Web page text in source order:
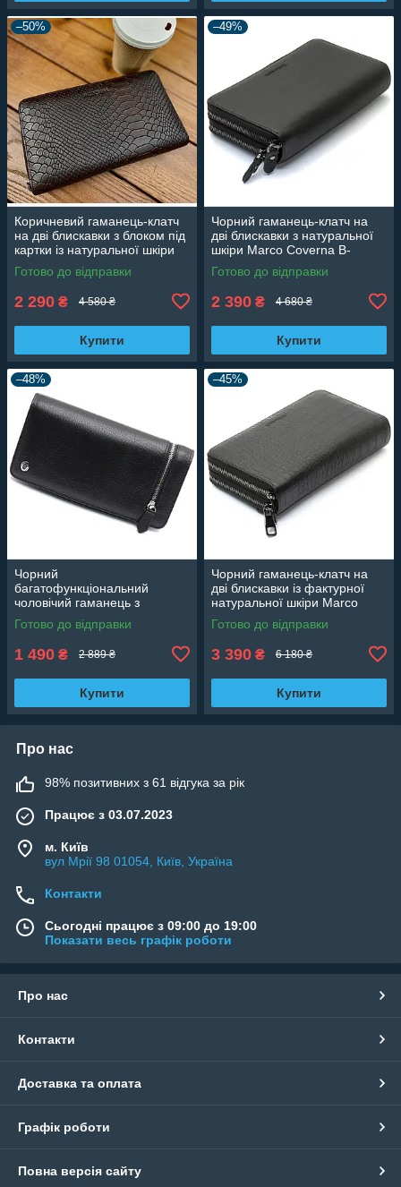
–50%
Коричневий гаманець-клатч
на дві блискавки з блоком під
картки із натуральної шкіри
Marco Coverna MC086-5901С
Готово до відправки
2 290 ₴ 4 580 ₴
Купити
–49%
Чорний гаманець-клатч на
дві блискавки з натуральної
шкіри Marco Coverna B-
5902B-1Q
Готово до відправки
2 390 ₴ 4 680 ₴
Купити
–48%
Чорний
багатофункціональний
чоловічий гаманець з
натуральної шкіри МС291
Готово до відправки
1 490 ₴ 2 889 ₴
Купити
–45%
Чорний гаманець-клатч на
дві блискавки із фактурної
натуральної шкіри Marco
Coverna MCJP-5902B
Готово до відправки
3 390 ₴ 6 180 ₴
Купити
Про нас
98% позитивних з 61 відгука за рік
Працює з 03.07.2023
м. Київ
вул Мрії 98 01054, Київ, Україна
Контакти
Сьогодні працює з 09:00 до 19:00
Показати весь графік роботи
Про нас
Контакти
Доставка та оплата
Графік роботи
Повна версія сайту